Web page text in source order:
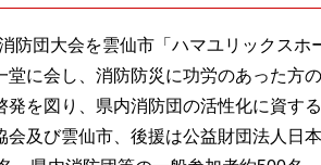
防団大会を雲仙市「ハマユリックスホ
に会し、消防防災に功労のあった方
を図り、県内消防団の活性化に資す
及び雲仙市、後援は公益財団法人日